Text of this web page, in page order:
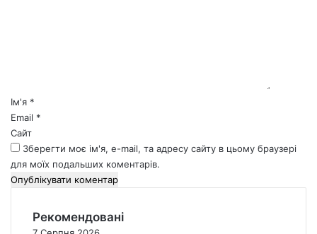
*
Ім'я *
Email *
Сайт
Зберегти моє ім'я, e-mail, та адресу сайту в цьому браузері
для моїх подальших коментарів.
Рекомендовані